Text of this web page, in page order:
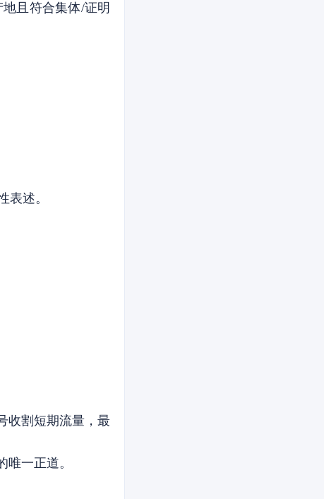
且符合集体/证明
表述。
收割短期流量，最
一正道。